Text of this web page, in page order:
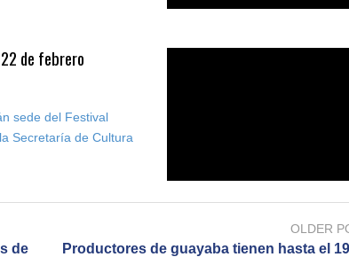
de febrero
sede del Festival
Secretaría de Cultura
de
OLDER
Productores de guayaba tienen hasta el